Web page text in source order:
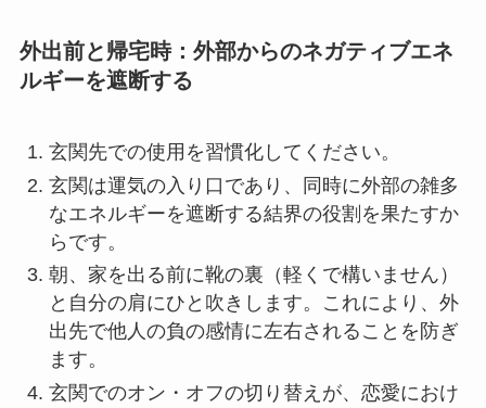
外出前と帰宅時：外部からのネガティブエネ
ルギーを遮断する
玄関先での使用を習慣化してください。
玄関は運気の入り口であり、同時に外部の雑多
なエネルギーを遮断する結界の役割を果たすか
らです。
朝、家を出る前に靴の裏（軽くで構いません）
と自分の肩にひと吹きします。これにより、外
出先で他人の負の感情に左右されることを防ぎ
ます。
玄関でのオン・オフの切り替えが、恋愛におけ